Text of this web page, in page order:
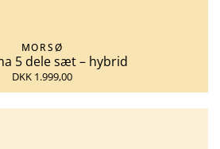
MORSØ
5 dele sæt – hybrid
DKK 1.999,00